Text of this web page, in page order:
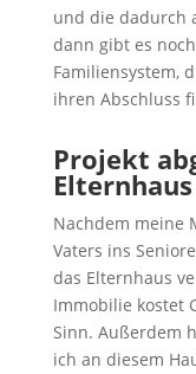
und die dadurch
dann gibt es
Familiensystem,
ihren Abschluss
Projekt
Nachdem meine
Vaters ins
das Elternhaus
Immobilie kostet
Sinn. Außerdem
ich an diesem